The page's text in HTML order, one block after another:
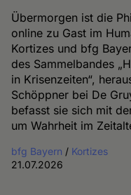
Übermorgen ist die
online zu Gast im
Kortizes und bfg
des Sammelbandes
in Krisenzeiten“,
Schöppner bei De
befasst sie sich mit
um Wahrheit im
bfg Bayern / Kortizes
21.07.2026